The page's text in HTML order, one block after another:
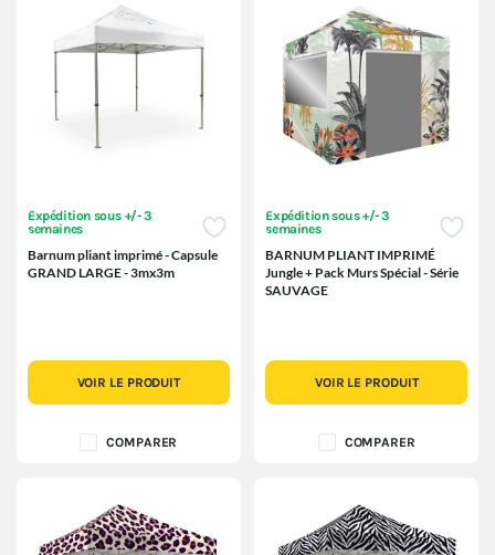
Expédition sous +/- 3
semaines
Barnum pliant imprimé - Capsule
GRAND LARGE - 3mx3m
VOIR LE PRODUIT
COMPARER
Expédition sous +/- 3
semaines
BARNUM PLIANT IMPRIMÉ
Jungle + Pack Murs Spécial - Série
SAUVAGE
VOIR LE PRODUIT
COMPARER